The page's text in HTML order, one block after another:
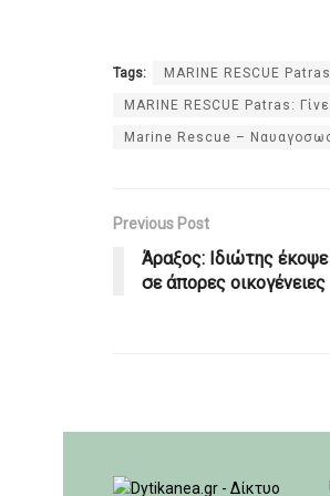
Tags: MARINE RESCUE Patras
MARINE RESCUE Patras:
Marine Rescue –
Previous Post
Άραξος: Ιδιώτης έκοψε
σε άπορες οικογένειες